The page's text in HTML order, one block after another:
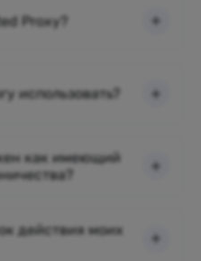
Proxy?
использовать?
как имеющий
действия моих